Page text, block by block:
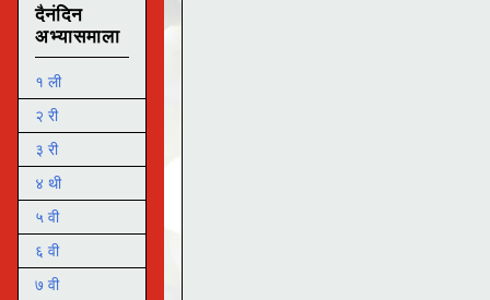
दैनंदिन
अभ्यासमाला
१ ली
२ री
३ री
४ थी
५ वी
६ वी
७ वी